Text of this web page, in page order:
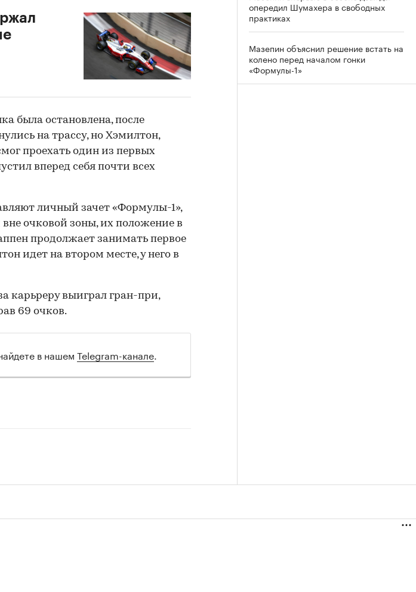
была остановлена, после
на трассу, но Хэмилтон,
проехать один из первых
вперед себя почти всех
личный зачет «Формулы-1»,
очковой зоны, их положение в
продолжает занимать первое
идет на втором месте, у него в
карьреру выиграл гран-при,
69 очков.
в нашем Telegram-канале
опередил Шумахера в свободных
практиках
Мазепин объяснил решение встать на
колено перед началом гонки
«Формулы-1»